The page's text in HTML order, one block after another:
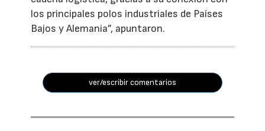
los principales polos industriales de Países
Bajos y Alemania”, apuntaron.
ver/escribir comentarios